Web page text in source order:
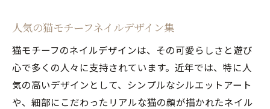
人気の猫モチーフネイルデザイン集
猫モチーフのネイルデザインは、その可愛らしさと遊び
心で多くの人々に支持されています。近年では、特に人
気の高いデザインとして、シンプルなシルエットアート
や、細部にこだわったリアルな猫の顔が描かれたネイル